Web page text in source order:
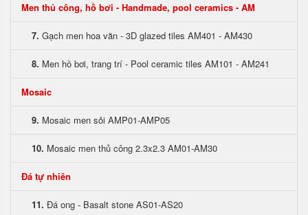
Men thủ công, hồ bơi - Handmade, pool ceramics - AM
7. Gạch men hoa văn - 3D glazed tiles AM401 - AM430
8. Men hồ bơi, trang trí - Pool ceramic tiles AM101 - AM241
Mosaic
9. Mosaic men sỏi AMP01-AMP05
10. Mosaic men thủ công 2.3x2.3 AM01-AM30
Đá tự nhiên
11. Đá ong - Basalt stone AS01-AS20